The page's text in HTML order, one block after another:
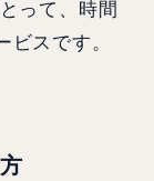
って、時間
スです。